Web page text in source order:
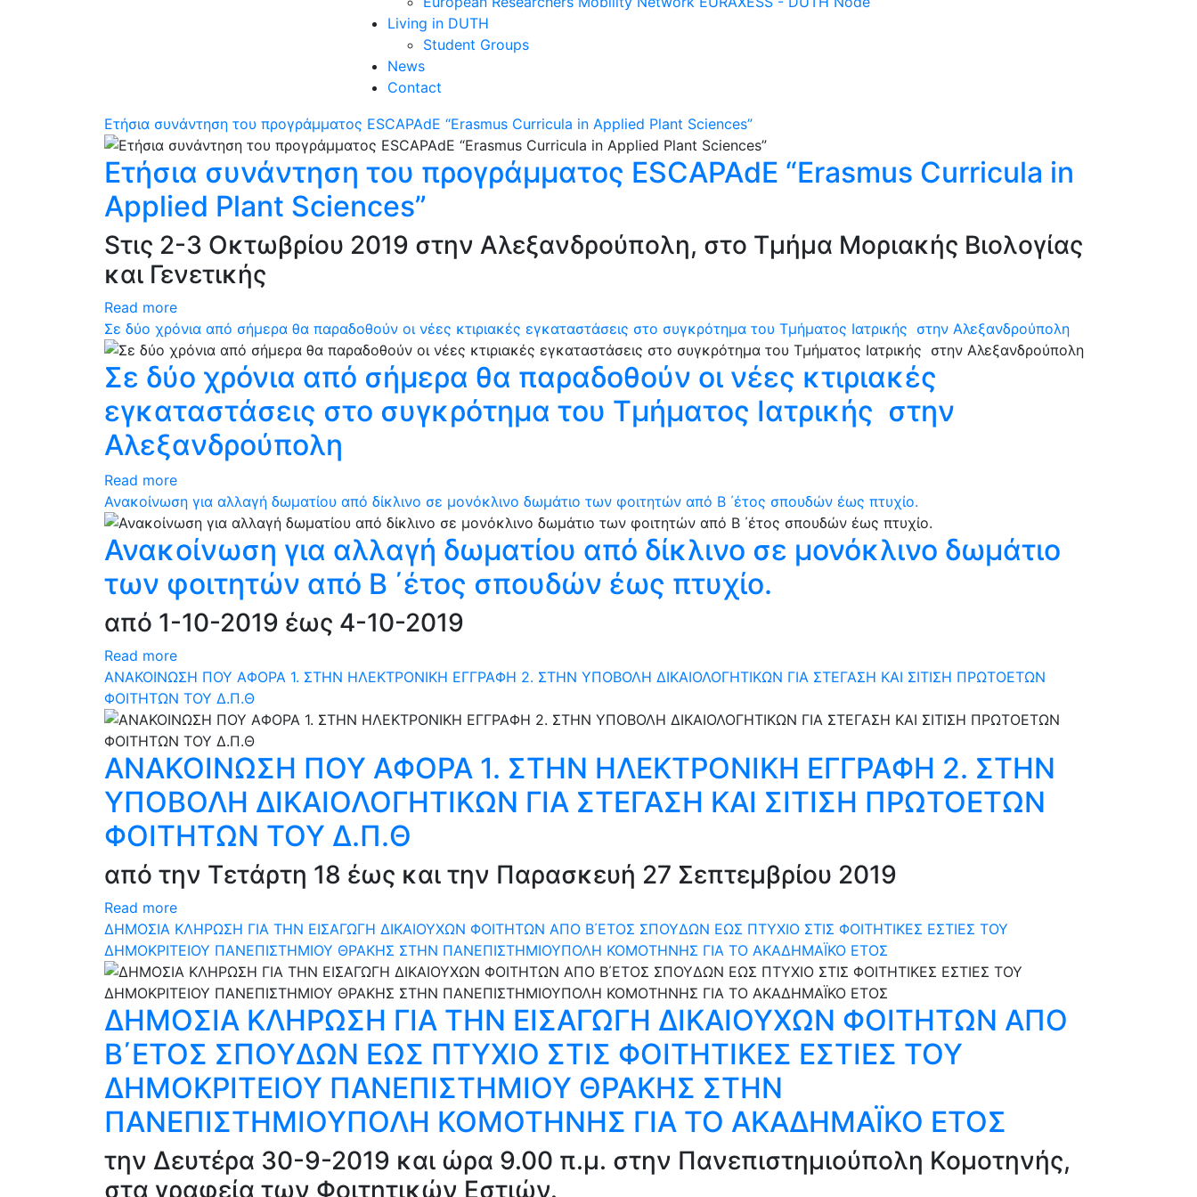
Living in DUTH
Student Groups
News
Contact
Ετήσια συνάντηση του προγράμματος ESCAPAdE “Erasmus Curricula in Applied Plant Sciences”
Ετήσια συνάντηση του προγράμματος ESCAPAdE “Erasmus Curricula in
Applied Plant Sciences”
Sτις 2-3 Οκτωβρίου 2019 στην Αλεξανδρούπολη, στο Τμήμα Μοριακής Βιολογίας
και Γενετικής
Read more
Σε δύο χρόνια από σήμερα θα παραδοθούν οι νέες κτιριακές εγκαταστάσεις στο συγκρότημα του Τμήματος Ιατρικής στην Αλεξανδρούπολη
Σε δύο χρόνια από σήμερα θα παραδοθούν οι νέες κτιριακές
εγκαταστάσεις στο συγκρότημα του Τμήματος Ιατρικής στην
Αλεξανδρούπολη
Read more
Ανακοίνωση για αλλαγή δωματίου από δίκλινο σε μονόκλινο δωμάτιο των φοιτητών από Β ΄έτος σπουδών έως πτυχίο.
Ανακοίνωση για αλλαγή δωματίου από δίκλινο σε μονόκλινο δωμάτιο
των φοιτητών από Β ΄έτος σπουδών έως πτυχίο.
από 1-10-2019 έως 4-10-2019
Read more
ΑΝΑΚΟΙΝΩΣΗ ΠΟΥ ΑΦΟΡΑ 1. ΣΤΗΝ ΗΛΕΚΤΡΟΝΙΚΗ ΕΓΓΡΑΦΗ 2. ΣΤΗΝ ΥΠΟΒΟΛΗ ΔΙΚΑΙΟΛΟΓΗΤΙΚΩΝ ΓΙΑ ΣΤΕΓΑΣΗ ΚΑΙ ΣΙΤΙΣΗ ΠΡΩΤΟΕΤΩΝ
ΦΟΙΤΗΤΩΝ ΤΟΥ Δ.Π.Θ
ΑΝΑΚΟΙΝΩΣΗ ΠΟΥ ΑΦΟΡΑ 1. ΣΤΗΝ ΗΛΕΚΤΡΟΝΙΚΗ ΕΓΓΡΑΦΗ 2. ΣΤΗΝ
ΥΠΟΒΟΛΗ ΔΙΚΑΙΟΛΟΓΗΤΙΚΩΝ ΓΙΑ ΣΤΕΓΑΣΗ ΚΑΙ ΣΙΤΙΣΗ ΠΡΩΤΟΕΤΩΝ
ΦΟΙΤΗΤΩΝ ΤΟΥ Δ.Π.Θ
από την Τετάρτη 18 έως και την Παρασκευή 27 Σεπτεμβρίου 2019
Read more
ΔΗΜΟΣΙΑ ΚΛΗΡΩΣΗ ΓΙΑ ΤΗΝ ΕΙΣΑΓΩΓΗ ΔΙΚΑΙΟΥΧΩΝ ΦΟΙΤΗΤΩΝ ΑΠΟ Β΄ΕΤΟΣ ΣΠΟΥΔΩΝ ΕΩΣ ΠΤΥΧΙΟ ΣΤΙΣ ΦΟΙΤΗΤΙΚΕΣ ΕΣΤΙΕΣ ΤΟΥ
ΔΗΜΟΚΡΙΤΕΙΟΥ ΠΑΝΕΠΙΣΤΗΜΙΟΥ ΘΡΑΚΗΣ ΣΤΗΝ ΠΑΝΕΠΙΣΤΗΜΙΟΥΠΟΛΗ ΚΟΜΟΤΗΝΗΣ ΓΙΑ ΤΟ ΑΚΑΔΗΜΑΪΚΟ ΕΤΟΣ
ΔΗΜΟΣΙΑ ΚΛΗΡΩΣΗ ΓΙΑ ΤΗΝ ΕΙΣΑΓΩΓΗ ΔΙΚΑΙΟΥΧΩΝ ΦΟΙΤΗΤΩΝ ΑΠΟ
Β΄ΕΤΟΣ ΣΠΟΥΔΩΝ ΕΩΣ ΠΤΥΧΙΟ ΣΤΙΣ ΦΟΙΤΗΤΙΚΕΣ ΕΣΤΙΕΣ ΤΟΥ
ΔΗΜΟΚΡΙΤΕΙΟΥ ΠΑΝΕΠΙΣΤΗΜΙΟΥ ΘΡΑΚΗΣ ΣΤΗΝ
ΠΑΝΕΠΙΣΤΗΜΙΟΥΠΟΛΗ ΚΟΜΟΤΗΝΗΣ ΓΙΑ ΤΟ ΑΚΑΔΗΜΑΪΚΟ ΕΤΟΣ
την Δευτέρα 30-9-2019 και ώρα 9.00 π.μ. στην Πανεπιστημιούπολη Κομοτηνής,
στα γραφεία των Φοιτητικών Εστιών.